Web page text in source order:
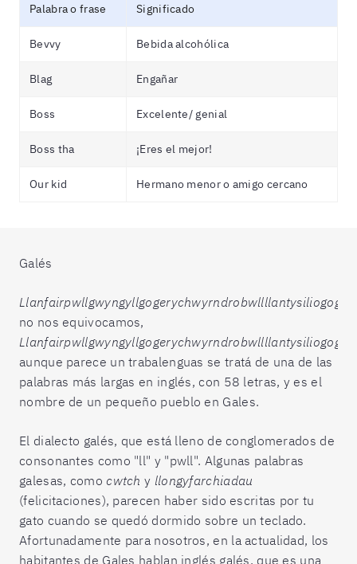
Palabra o frase Significado
Bevvy Bebida alcohólica
Blag Engañar
Boss Excelente/ genial
Boss tha ¡Eres el mejor!
Our kid Hermano menor o amigo cercano
Galés
no nos equivocamos,
aunque parece un trabalenguas se tratá de una de las
palabras más largas en inglés, con 58 letras, y es el
nombre de un pequeño pueblo en Gales.
El dialecto galés, que está lleno de conglomerados de
consonantes como "ll" y "pwll". Algunas palabras
galesas, como cwtch y llongyfarchiadau
(felicitaciones), parecen haber sido escritas por tu
gato cuando se quedó dormido sobre un teclado.
Afortunadamente para nosotros, en la actualidad, los
habitantes de Gales hablan inglés galés, que es una